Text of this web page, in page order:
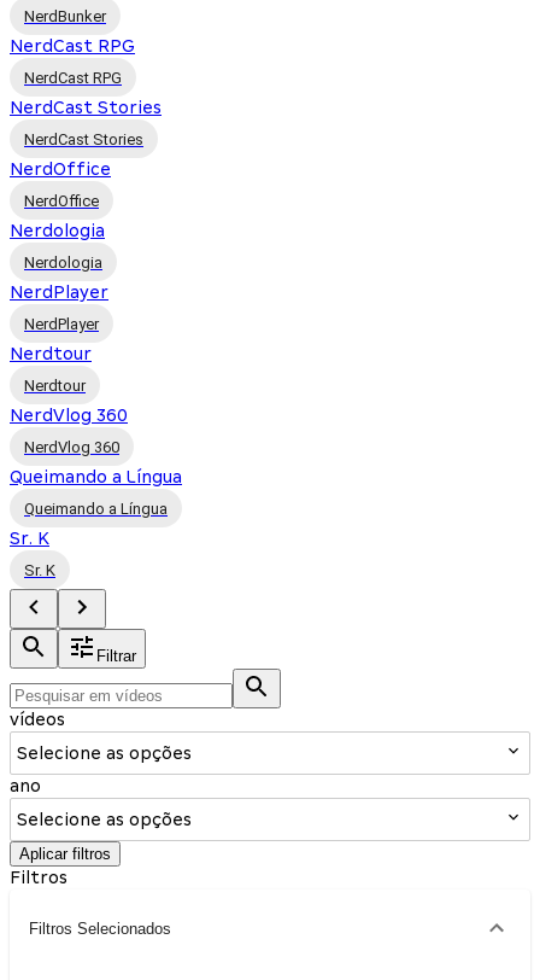
NerdBunker
NerdCast RPG
NerdCast RPG
NerdCast Stories
NerdCast Stories
NerdOffice
NerdOffice
Nerdologia
Nerdologia
NerdPlayer
NerdPlayer
Nerdtour
Nerdtour
NerdVlog 360
NerdVlog 360
Queimando a Língua
Queimando a Língua
Sr. K
Sr. K
Filtrar
vídeos
Selecione as opções
ano
Selecione as opções
Aplicar filtros
Filtros
Filtros Selecionados